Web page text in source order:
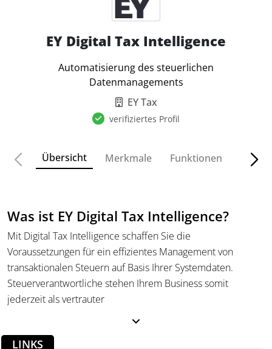
EY Digital Tax Intelligence
Automatisierung des steuerlichen
Datenmanagements
EY Tax
verifiziertes Profil
Übersicht Merkmale Funktionen Preise
Was ist EY Digital Tax Intelligence?
Mit Digital Tax Intelligence schaffen Sie die
Voraussetzungen für ein effizientes Management von
transaktionalen Steuern auf Basis Ihrer Systemdaten.
Steuerverantwortliche stehen Ihrem Business somit
jederzeit als vertrauter
Einblick in Geschäftsvorfälle
LINKS